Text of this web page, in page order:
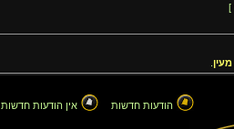
]
מעין
הודעות חדשות אין הודעות חדשות